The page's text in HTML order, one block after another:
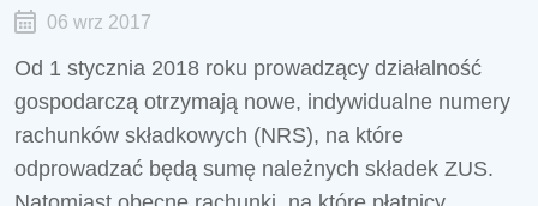
06 wrz 2017
Od 1 stycznia 2018 roku prowadzący działalność
gospodarczą otrzymają nowe, indywidualne numery
rachunków składkowych (NRS), na które
odprowadzać będą sumę należnych składek ZUS.